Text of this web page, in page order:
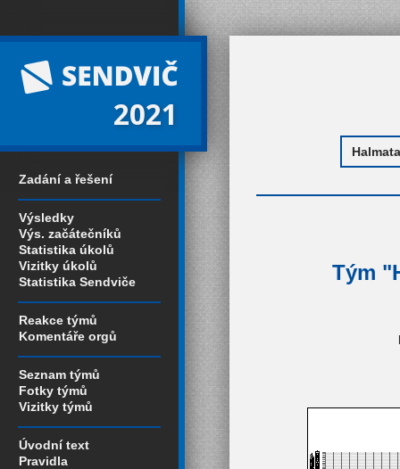
2021
Zadání a řešení
Výsledky
Výs. začátečníků
Statistika úkolů
Vizitky úkolů
Statistika Sendviče
Reakce týmů
Komentáře orgů
Seznam týmů
Fotky týmů
Vizitky týmů
Úvodní text
Pravidla
Tým